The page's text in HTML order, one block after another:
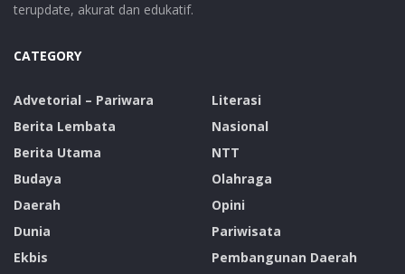
terupdate, akurat dan edukatif.
CATEGORY
Advetorial – Pariwara
Berita Lembata
Berita Utama
Budaya
Daerah
Dunia
Ekbis
Literasi
Nasional
NTT
Olahraga
Opini
Pariwisata
Pembangunan Daerah